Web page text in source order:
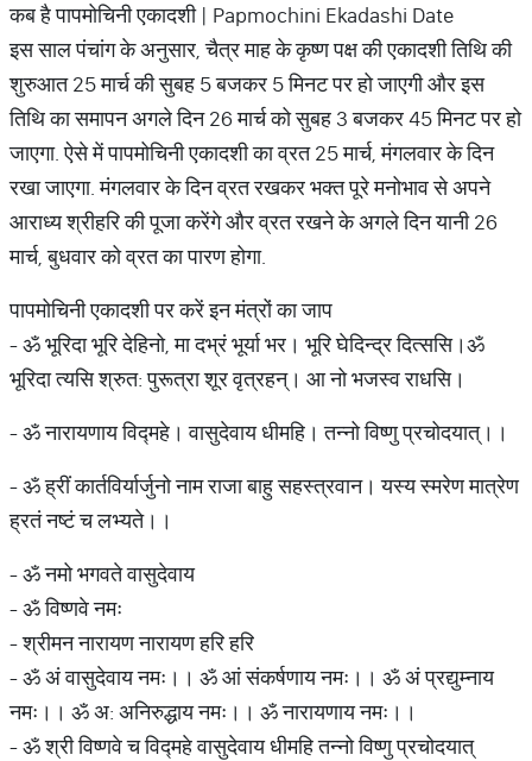
कब है पापमोचिनी एकादशी | Papmochini Ekadashi Date
इस साल पंचांग के अनुसार, चैत्र माह के कृष्ण पक्ष की एकादशी तिथि की
शुरुआत 25 मार्च की सुबह 5 बजकर 5 मिनट पर हो जाएगी और इस
तिथि का समापन अगले दिन 26 मार्च को सुबह 3 बजकर 45 मिनट पर हो
जाएगा. ऐसे में पापमोचिनी एकादशी का व्रत 25 मार्च, मंगलवार के दिन
रखा जाएगा. मंगलवार के दिन व्रत रखकर भक्त पूरे मनोभाव से अपने
आराध्य श्रीहरि की पूजा करेंगे और व्रत रखने के अगले दिन यानी 26
मार्च, बुधवार को व्रत का पारण होगा.
पापमोचिनी एकादशी पर करें इन मंत्रों का जाप
- ॐ भूरिदा भूरि देहिनो, मा दभ्रं भूर्या भर। भूरि घेदिन्द्र दित्ससि।ॐ
भूरिदा त्यसि श्रुत: पुरूत्रा शूर वृत्रहन्। आ नो भजस्व राधसि।
- ॐ नारायणाय विद्महे। वासुदेवाय धीमहि। तन्नो विष्णु प्रचोदयात्।।
- ॐ ह्रीं कार्तविर्यार्जुनो नाम राजा बाहु सहस्त्रवान। यस्य स्मरेण मात्रेण
ह्रतं नष्‍टं च लभ्यते।।
- ॐ नमो भगवते वासुदेवाय
- ॐ विष्णवे नमः
- श्रीमन नारायण नारायण हरि हरि
- ॐ अं वासुदेवाय नमः।। ॐ आं संकर्षणाय नमः।। ॐ अं प्रद्युम्नाय
नमः।। ॐ अ: अनिरुद्धाय नमः।। ॐ नारायणाय नमः।।
- ॐ श्री विष्णवे च विद्महे वासुदेवाय धीमहि तन्नो विष्णु प्रचोदयात्